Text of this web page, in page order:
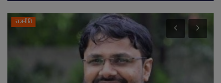
राजनीति